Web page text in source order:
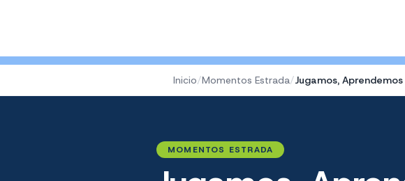
Inicio/Momentos Estrada/
MOMENTOS ESTRADA